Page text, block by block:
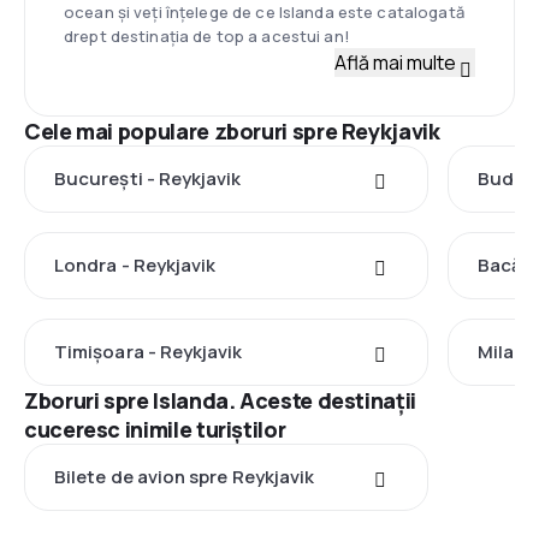
ocean și veți înțelege de ce Islanda este catalogată
drept destinația de top a acestui an!
Află mai multe
Cele mai populare zboruri spre Reykjavik
București - Reykjavik
Londra - Reykjavik Bacău
Timișoara - Reykjavik
Zboruri spre Islanda. Aceste destinații
cuceresc inimile turiștilor
Bilete de avion spre Reykjavik